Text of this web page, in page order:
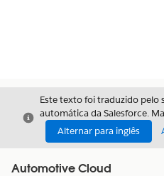
Fechar
Este texto foi traduzido pelo
automática da Salesforce.
Alternar para inglês
Automotive Cloud